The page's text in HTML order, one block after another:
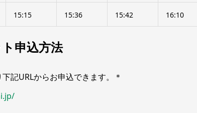
15:15 15:36 15:42 16:10
申込方法
記URLからお申込できます。＊